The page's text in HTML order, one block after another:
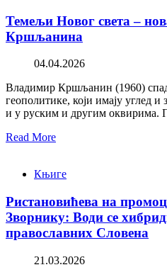
Темељи Новог света –
Кршљанина
04.04.2026
Владимир Кршљанин (1960)
геополитике, који имају углед и
и у руским и другим оквирима.
Read More
Књиге
Ристановићева на
Зворнику: Води се
православних Словена
21.03.2026